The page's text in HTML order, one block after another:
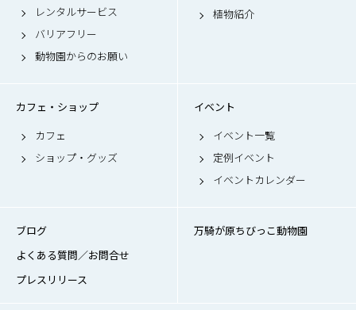
レンタルサービス
バリアフリー
動物園からのお願い
植物紹介
カフェ・ショップ
カフェ
ショップ・グッズ
イベント
イベント一覧
定例イベント
イベントカレンダー
ブログ
よくある質問／お問合せ
プレスリリース
万騎が原ちびっこ動物園